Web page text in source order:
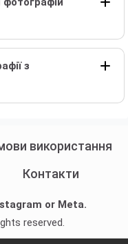
з
використання
Контакти
or Meta.
reserved.